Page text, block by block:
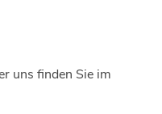
uns finden Sie im